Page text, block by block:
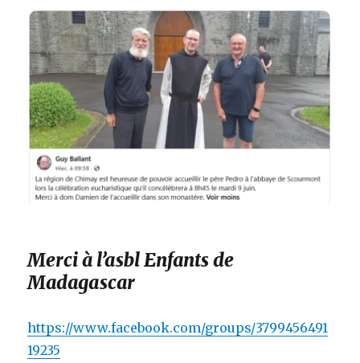
Merci à l’asbl Enfants de
Madagascar
https://www.facebook.com/groups/3799456491
19235